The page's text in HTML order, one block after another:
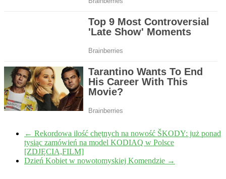
← Rekordowa ilość chętnych na nowość ŠKODY: już ponad
tysiąc zamówień na model KODIAQ w Polsce
[ZDJĘCIA,FILM]
Dzień Kobiet w nowotomyskiej Komendzie →